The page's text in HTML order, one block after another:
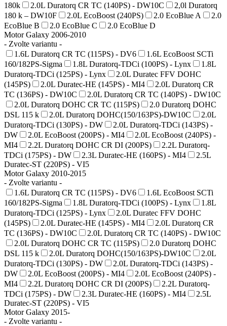
180k
2.0L Duratorq CR TC (140PS) - DW10C
2,0l Duratorq
180 k – DW10F
2.0L EcoBoost (240PS) 2.0 EcoBlue A
2.0
EcoBlue B
2.0 EcoBlue C
2.0 EcoBlue D
Motor Galaxy 2006-2010
- Zvolte variantu -
1.6L Duratorq CR TC (115PS) - DV6
1.6L EcoBoost SCTi
160/182PS-Sigma
1.8L Duratorq-TDCi (100PS) - Lynx
1.8L
Duratorq-TDCi (125PS) - Lynx
2.0L Duratec FFV DOHC
(145PS)
2.0L Duratec-HE (145PS) - MI4
2.0L Duratorq CR
TC (136PS) - DW10C
2.0L Duratorq CR TC (140PS) - DW10C
2.0L Duratorq DOHC CR TC (115PS)
2.0 Duratorq DOHC
DSL 115 k
2.0L Duratorq DOHC(150/163PS)-DW10C
2.0L
Duratorq-TDCi (130PS) - DW
2.0L Duratorq-TDCi (143PS) -
DW
2.0L EcoBoost (200PS) - MI4
2.0L EcoBoost (240PS) -
MI4
2.2L Duratorq DOHC CR DI (200PS)
2.2L Duratorq-
TDCi (175PS) - DW
2.3L Duratec-HE (160PS) - MI4
2.5L
Duratec-ST (220PS) - VI5
Motor Galaxy 2010-2015
- Zvolte variantu -
1.6L Duratorq CR TC (115PS) - DV6
1.6L EcoBoost SCTi
160/182PS-Sigma
1.8L Duratorq-TDCi (100PS) - Lynx
1.8L
Duratorq-TDCi (125PS) - Lynx
2.0L Duratec FFV DOHC
(145PS)
2.0L Duratec-HE (145PS) - MI4
2.0L Duratorq CR
TC (136PS) - DW10C
2.0L Duratorq CR TC (140PS) - DW10C
2.0L Duratorq DOHC CR TC (115PS)
2.0 Duratorq DOHC
DSL 115 k
2.0L Duratorq DOHC(150/163PS)-DW10C
2.0L
Duratorq-TDCi (130PS) - DW
2.0L Duratorq-TDCi (143PS) -
DW
2.0L EcoBoost (200PS) - MI4
2.0L EcoBoost (240PS) -
MI4
2.2L Duratorq DOHC CR DI (200PS)
2.2L Duratorq-
TDCi (175PS) - DW
2.3L Duratec-HE (160PS) - MI4
2.5L
Duratec-ST (220PS) - VI5
Motor Galaxy 2015-
- Zvolte variantu -